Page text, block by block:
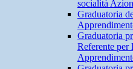
socialità
Graduatoria
Graduatoria
Referente per